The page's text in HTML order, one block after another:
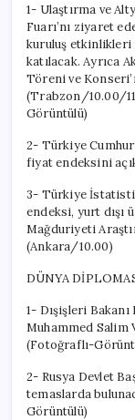
1- Ulaştırma ve
Fuarı’nı ziyaret
kuruluş etkinlikleri
katılacak. Ayrıca
Töreni ve
(Trabzon/10.00/
Görüntülü)
2- Türkiye
fiyat endeksini
3- Türkiye
endeksi, yurt dışı
Mağduriyeti
(Ankara/10.00)
DÜNYA
1- Dışişleri
Muhammed Salim
(Fotoğraflı-
2- Rusya Devlet
temaslarda
Görüntülü)